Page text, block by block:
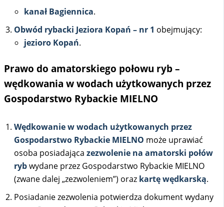
kanał Bagiennica.
Obwód rybacki Jeziora Kopań – nr 1 obejmujący:
jezioro Kopań.
Prawo do amatorskiego połowu ryb –
wędkowania w wodach użytkowanych przez
Gospodarstwo Rybackie MIELNO
Wędkowanie w wodach użytkowanych przez
Gospodarstwo Rybackie MIELNO może uprawiać
osoba posiadająca zezwolenie na amatorski połów
rybwydane przez Gospodarstwo Rybackie MIELNO
(zwane dalej „zezwoleniem”) oraz kartę wędkarską.
Posiadanie zezwolenia potwierdza dokument wydany